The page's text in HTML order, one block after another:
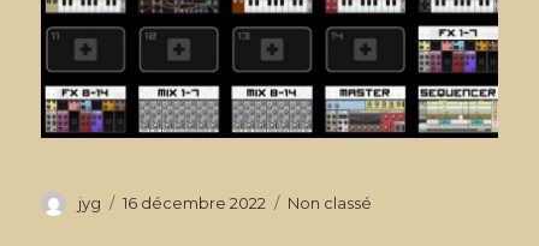
Auteur
jyg
Publié
16 décembre 2022 Catégories
Non classé